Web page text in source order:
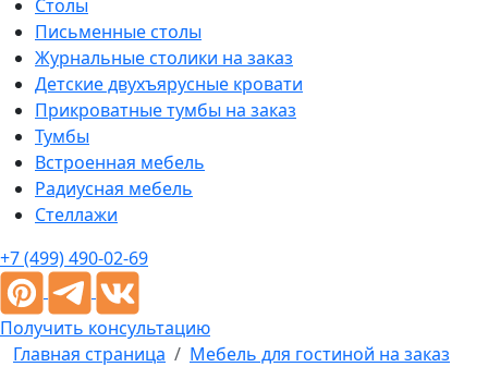
Столы
Письменные столы
Журнальные столики на заказ
Детские двухъярусные кровати
Прикроватные тумбы на заказ
Тумбы
Встроенная мебель
Радиусная мебель
Стеллажи
+7 (499) 490-02-69
Получить консультацию
Главная страница
Мебель для гостиной на заказ